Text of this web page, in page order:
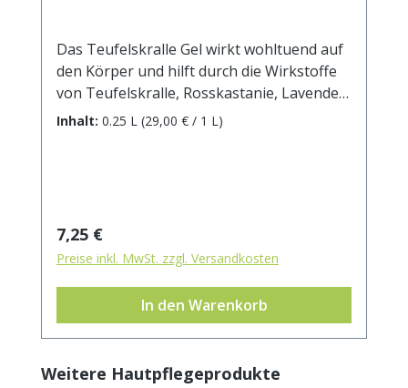
Das Teufelskralle Gel wirkt wohltuend auf
den Körper und hilft durch die Wirkstoffe
von Teufelskralle, Rosskastanie, Lavendel
und Rosmarin bei der Regeneration von
nicht.Inhaltsstoffe / Ingredients (INCI):
Aqua, Glycerin, Isopropyl Alcohol,
Carbomer, Phenoxyethanol, Sodium
Hydroxide, Harpagophytum Procumbens
Root Extract, Methylparaben, Aesculus
Hippocastanum (Horse Chestnut) Seed
Ethylparaben, Propylparaben, Caprylyl
Inhalt: 0.25 L (29,00 € / 1 L)
Regulärer Preis:
7,25 €
Preise inkl. MwSt. zzgl. Versandkosten
In den Warenkorb
Produktgalerie überspringen
Weitere Hautpflegeprodukte